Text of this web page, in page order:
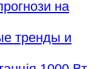
на
тренды и